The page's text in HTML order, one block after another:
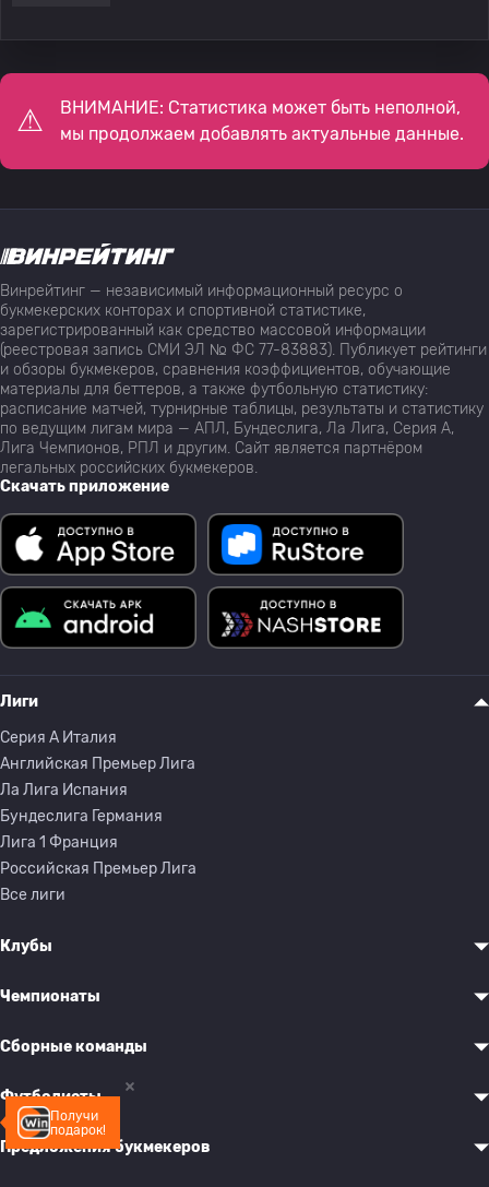
ВНИМАНИЕ: Статистика может быть неполной,
мы продолжаем добавлять актуальные данные.
Получи
подарок!
Винрейтинг — независимый информационный ресурс о
букмекерских конторах и спортивной статистике,
зарегистрированный как средство массовой информации
(реестровая запись СМИ ЭЛ № ФС 77-83883). Публикует рейтинги
и обзоры букмекеров, сравнения коэффициентов, обучающие
материалы для беттеров, а также футбольную статистику:
расписание матчей, турнирные таблицы, результаты и статистику
по ведущим лигам мира — АПЛ, Бундеслига, Ла Лига, Серия А,
Лига Чемпионов, РПЛ и другим. Сайт является партнёром
легальных российских букмекеров.
Скачать приложение
Лиги
Серия A Италия
Английская Премьер Лига
Ла Лига Испания
Бундеслига Германия
Лига 1 Франция
Российская Премьер Лига
Все лиги
Клубы
Чемпионаты
Сборные команды
Футболисты
Предложения букмекеров